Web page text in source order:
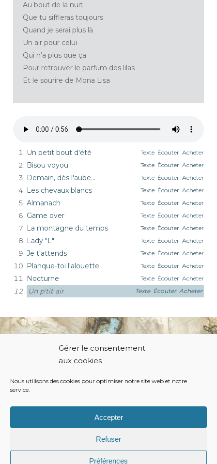
Gérer le consentement
aux cookies
Nous utilisons des cookies pour optimiser notre site web et notre
service.
Accepter
Refuser
Préférences
Au bout de la nuit
Que tu siffleras toujours
Quand je serai plus là
Un air pour celui
Qui n’a plus que ça
Pour retrouver le parfum des lilas
Et le sourire de Mona Lisa
Un petit bout d'été Texte Écouter Acheter
Bisou voyou Texte Écouter Acheter
Demain, dès l'aube... Texte Écouter Acheter
Les chevaux blancs Texte Écouter Acheter
Almanach Texte Écouter Acheter
Game over Texte Écouter Acheter
La montagne du temps Texte Écouter Acheter
Lady "L" Texte Écouter Acheter
Je t'attends Texte Écouter Acheter
Planque-toi l'alouette Texte Écouter Acheter
Nocturne Texte Écouter Acheter
Un p'tit air Texte Écouter Acheter
© 2021 Thierry Hodiamont.